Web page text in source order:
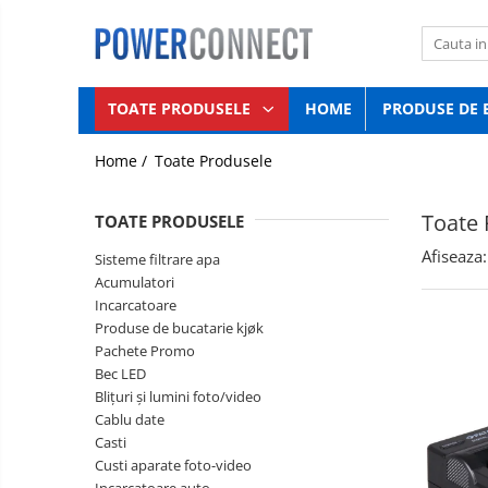
Sisteme filtrare apa
Aparate foto
Telefoane mobile
Aspiratoare
Boxe portabile
de
LED
lumini
Cablu
TOATE PRODUSELE HOME PRODUSE DE
Home / Toate Produsele
Toate
TOATE PRODUSELE
Sisteme filtrare apa
Acumulatori
Incarcatoare
Produse de bucatarie kjøk
Pachete Promo
Bec LED
Blițuri și lumini foto/video
Cablu date
Casti
Custi aparate foto-video
Afiseaza: